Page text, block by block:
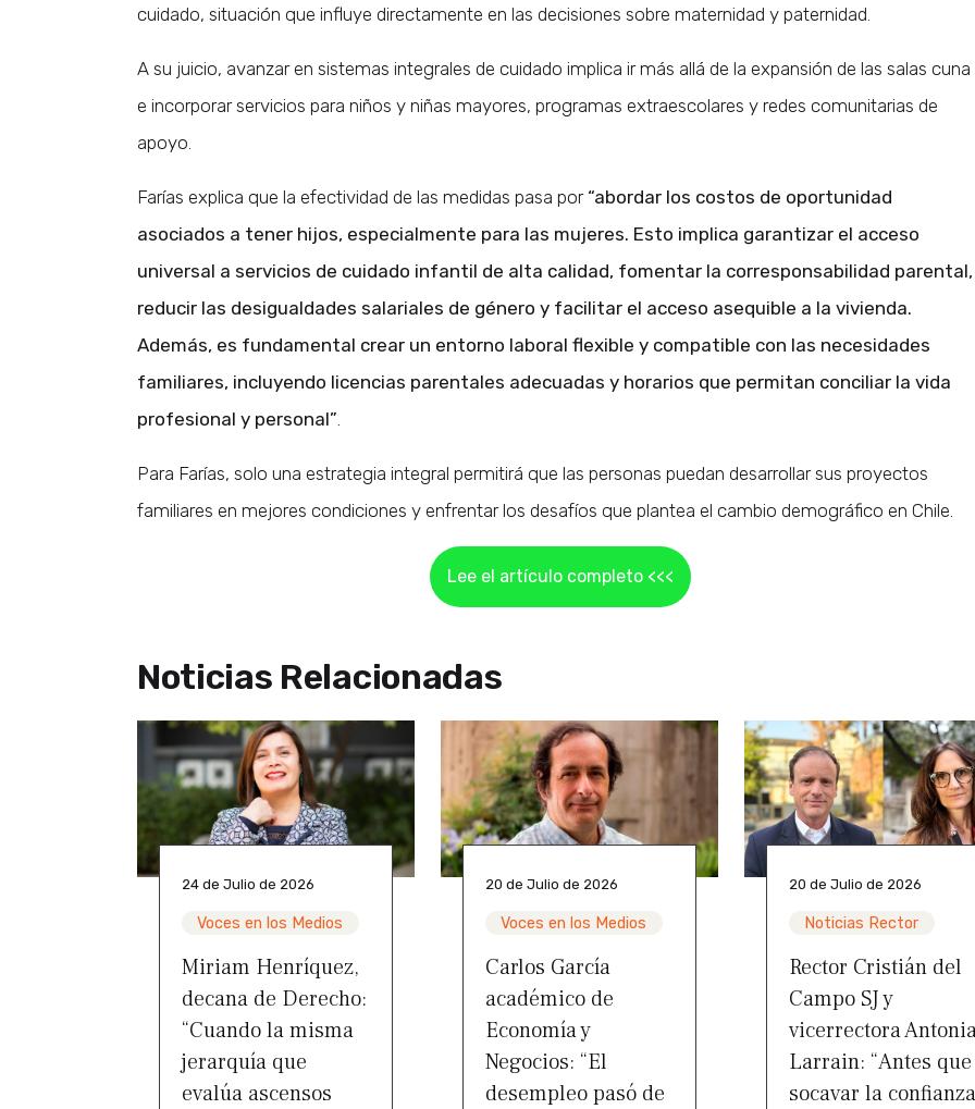
cuidado, situación que influye directamente en las decisiones sobre maternidad y paternidad.
A su juicio, avanzar en sistemas integrales de cuidado implica ir más allá de la expansión de las salas cuna
e incorporar servicios para niños y niñas mayores, programas extraescolares y redes comunitarias de
apoyo.
Farías explica que la efectividad de las medidas pasa por“abordar los costos de oportunidad
asociados a tener hijos, especialmente para las mujeres. Esto implica garantizar el acceso
universal a servicios de cuidado infantil de alta calidad, fomentar la corresponsabilidad parental,
reducir las desigualdades salariales de género y facilitar el acceso asequible a la vivienda.
Además, es fundamental crear un entorno laboral flexible y compatible con las necesidades
familiares, incluyendo licencias parentales adecuadas y horarios que permitan conciliar la vida
profesional y personal”.
Para Farías, solo una estrategia integral permitirá que las personas puedan desarrollar sus proyectos
familiares en mejores condiciones y enfrentar los desafíos que plantea el cambio demográfico en Chile.
Lee el artículo completo <<<
Noticias Relacionadas
24 de Julio de 2026
Voces en los Medios
Miriam Henríquez,
decana de Derecho:
“Cuando la misma
jerarquía que
evalúa ascensos
20 de Julio de 2026
Voces en los Medios
Carlos García
académico de
Economía y
Negocios: “El
desempleo pasó de
20 de Julio de 2026
Noticias Rector
Rector Cristián del
Campo SJ y
vicerrectora
Larrain: “Antes que
socavar la confianza